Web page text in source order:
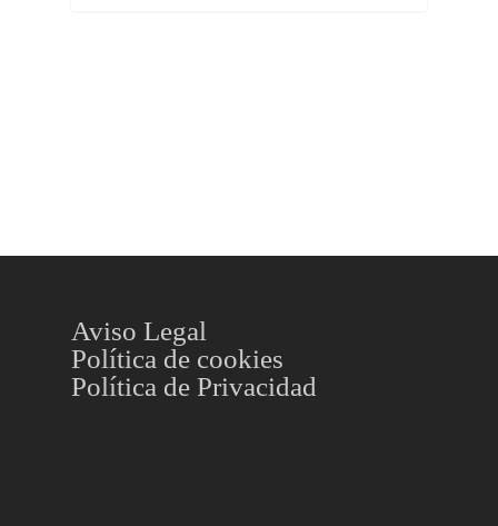
Aviso Legal
Política de cookies
Política de Privacidad